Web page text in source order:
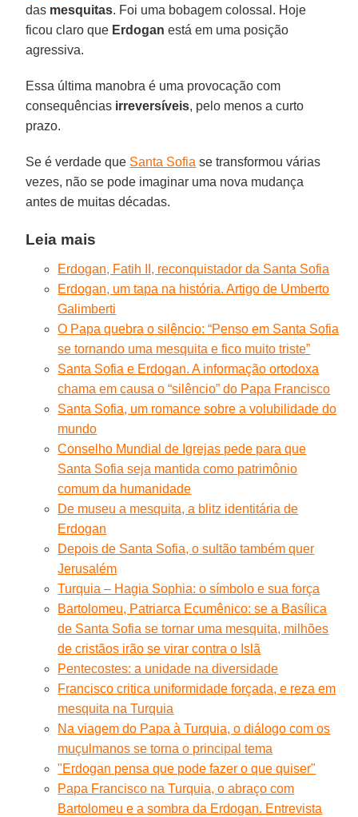
das mesquitas. Foi uma bobagem colossal. Hoje
ficou claro que Erdogan está em uma posição
agressiva.
Essa última manobra é uma provocação com
consequências irreversíveis, pelo menos a curto
prazo.
Se é verdade que Santa Sofia se transformou várias
vezes, não se pode imaginar uma nova mudança
antes de muitas décadas.
Leia mais
Erdogan, Fatih II, reconquistador da Santa Sofia
Erdogan, um tapa na história. Artigo de Umberto
Galimberti
O Papa quebra o silêncio: “Penso em Santa Sofia
se tornando uma mesquita e fico muito triste”
Santa Sofia e Erdogan. A informação ortodoxa
chama em causa o “silêncio” do Papa Francisco
Santa Sofia, um romance sobre a volubilidade do
mundo
Conselho Mundial de Igrejas pede para que
Santa Sofia seja mantida como patrimônio
comum da humanidade
De museu a mesquita, a blitz identitária de
Erdogan
Depois de Santa Sofia, o sultão também quer
Jerusalém
Turquia – Hagia Sophia: o símbolo e sua força
Bartolomeu, Patriarca Ecumênico: se a Basílica
de Santa Sofia se tornar uma mesquita, milhões
de cristãos irão se virar contra o Islã
Pentecostes: a unidade na diversidade
Francisco critica uniformidade forçada, e reza em
mesquita na Turquia
Na viagem do Papa à Turquia, o diálogo com os
muçulmanos se torna o principal tema
"Erdogan pensa que pode fazer o que quiser"
Papa Francisco na Turquia, o abraço com
Bartolomeu e a sombra da Erdogan. Entrevista